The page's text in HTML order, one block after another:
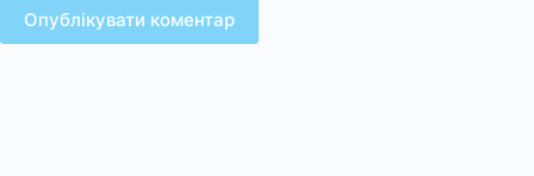
Опублікувати коментар